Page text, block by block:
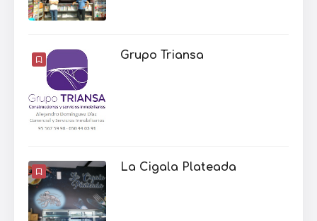
Grupo Triansa
La Cigala Plateada